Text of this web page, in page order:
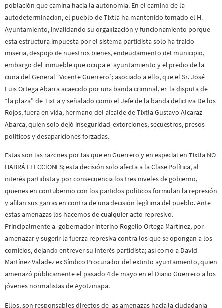
población que camina hacia la autonomía. En el camino de la
autodeterminación, el pueblo de Tixtla ha mantenido tomado el H.
Ayuntamiento, invalidando su organización y funcionamiento porque
esta estructura impuesta por el sistema partidista solo ha traído
miseria, despojo de nuestros bienes, endeudamiento del municipio,
embargo del inmueble que ocupa el ayuntamiento y el predio de la
cuna del General “Vicente Guerrero”; asociado a ello, que el Sr. José
Luis Ortega Abarca acaecido por una banda criminal, en la disputa de
“la plaza” de Tixtla y señalado como el Jefe de la banda delictiva De los
Rojos, fuera en vida, hermano del alcalde de Tixtla Gustavo Alcaraz
Abarca, quien solo dejó inseguridad, extorciones, secuestros, presos
políticos y desapariciones forzadas.
Estas son las razones por las que en Guerrero y en especial en Tixtla NO
HABRÁ ELECCIONES; esta decisión solo afecta a la Clase Política, al
interés partidista y por consecuencia los tres niveles de gobierno,
quienes en contubernio con los partidos políticos formulan la represión
y afilan sus garras en contra de una decisión legítima del pueblo. Ante
estas amenazas los hacemos de cualquier acto represivo.
Principalmente al gobernador interino Rogelio Ortega Martínez, por
amenazar y sugerir la fuerza represiva contra los que se opongan a los
comicios, dejando entrever su interés partidista; así como a David
Martínez Valadez ex Síndico Procurador del extinto ayuntamiento, quien
amenazó públicamente el pasado 4 de mayo en el Diario Guerrero a los
jóvenes normalistas de Ayotzinapa.
Ellos, son responsables directos de las amenazas hacia la ciudadanía